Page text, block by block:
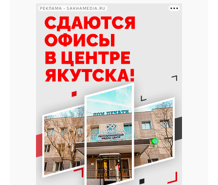
РЕКЛАМА • SAKHAMEDIA.RU